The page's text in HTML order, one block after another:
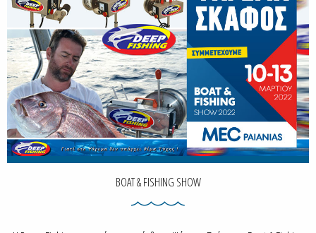
BOAT & FISHING SHOW